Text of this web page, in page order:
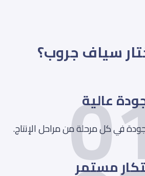
سياف جروب؟
عالية
في كل مرحلة من مراحل الإنتاج.
مستمر